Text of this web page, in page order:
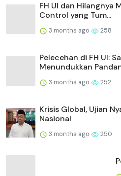
FH UI dan Hilangnya
Control yang Tum...
3 months ago 258
Pelecehan di FH UI:
Menundukkan
3 months ago 252
Krisis Global, Ujian
Nasional
3 months ago 250